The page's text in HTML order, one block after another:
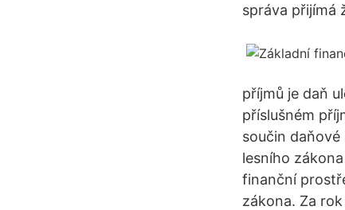
správa přijímá
příjmů je daň
příslušném
součin
lesního
finanční
zákona. Za